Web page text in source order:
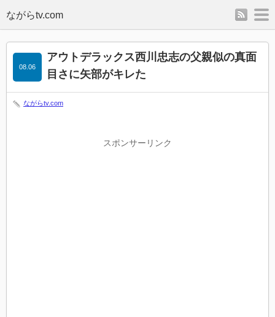
rss
アウトデラックス西川忠志の父親似の真面
目さに矢部がキレた
08.06
ながらtv.com
スポンサーリンク